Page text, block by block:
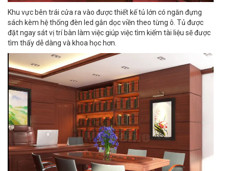
Khu vực bên trái cửa ra vào được thiết kế tủ lớn có ngăn đựng
sách kèm hệ thống đèn led gắn dọc viền theo từng ô. Tủ được
đặt ngay sát vị trí bàn làm việc giúp việc tìm kiếm tài liệu sẽ được
tìm thấy dễ dàng và khoa học hơn.